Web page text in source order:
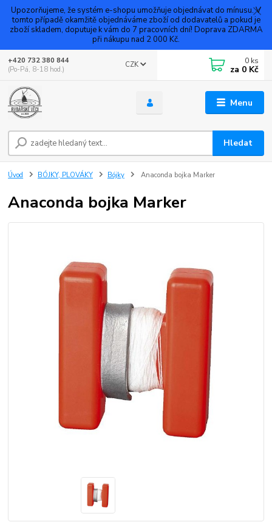
Upozorňujeme, že systém e-shopu umožňuje objednávat do mínusu. V
tomto případě okamžitě objednáváme zboží od dodavatelů a pokud je
zboží skladem, doputuje k vám do 7 pracovních dní! Doprava ZDARMA
při nákupu nad 2 000 Kč.
Menu
CZK
Hledat
+420 732 380 844
(Po-Pá, 8-18 hod.)
0 ks
za 0 Kč
Úvod BÓJKY, PLOVÁKY Bójky Anaconda bojka Marker
Anaconda bojka Marker